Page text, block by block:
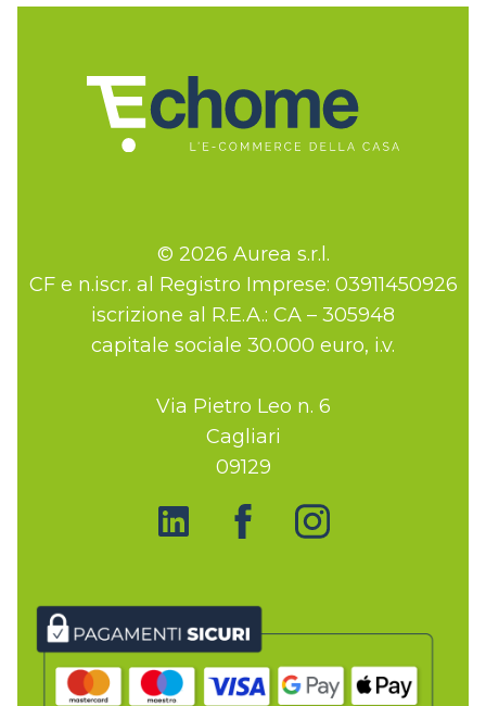
© 2026 Aurea s.r.l.
CF e n.iscr. al Registro Imprese: 03911450926
iscrizione al R.E.A.: CA – 305948
capitale sociale 30.000 euro, i.v.
Via Pietro Leo n. 6
Cagliari
09129